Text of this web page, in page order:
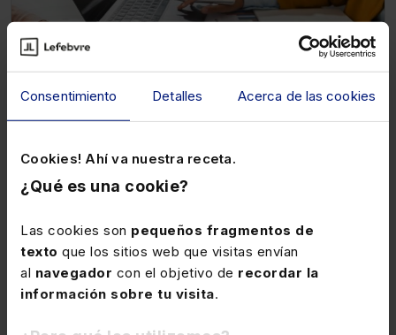
Consentimiento Detalles Acerca de las cookies
Cookies! Ahí va nuestra receta.
¿Qué es una cookie?
Las cookies son pequeños fragmentos de
texto que los sitios web que visitas envían
al navegador con el objetivo de recordar la
información sobre tu visita.
Disponible
Curso elearning Cierre Contable
★★★★★ (1)
380€ + IVA 304€